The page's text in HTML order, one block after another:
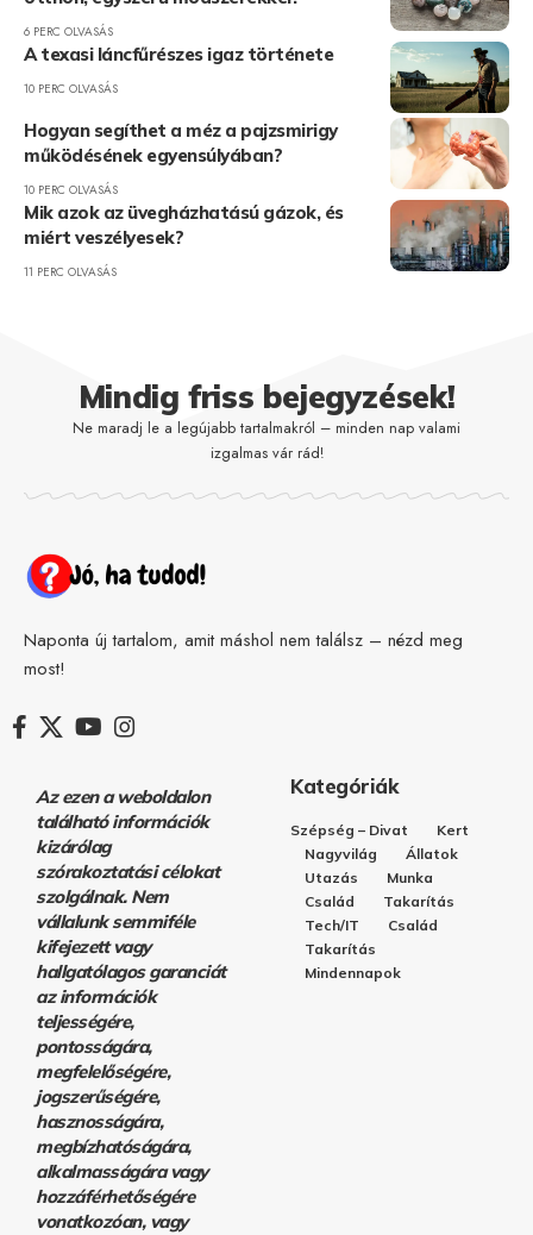
6 PERC OLVASÁS
A texasi láncfűrészes igaz története
10 PERC OLVASÁS
Hogyan segíthet a méz a pajzsmirigy
működésének egyensúlyában?
10 PERC OLVASÁS
Mik azok az üvegházhatású gázok, és
miért veszélyesek?
11 PERC OLVASÁS
Mindig friss bejegyzések!
Ne maradj le a legújabb tartalmakról – minden nap valami
izgalmas vár rád!
Naponta új tartalom, amit máshol nem találsz – nézd meg
most!
Az ezen a weboldalon
található információk
kizárólag
szórakoztatási célokat
szolgálnak. Nem
vállalunk semmiféle
kifejezett vagy
hallgatólagos garanciát
az információk
teljességére,
pontosságára,
megfelelőségére,
jogszerűségére,
hasznosságára,
megbízhatóságára,
alkalmasságára vagy
hozzáférhetőségére
vonatkozóan, vagy
Kategóriák
Szépség – Divat
Kert
Nagyvilág
Állatok
Utazás
Munka
Család
Takarítás
Tech/IT
Család
Takarítás
Mindennapok